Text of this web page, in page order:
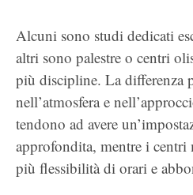
Alcuni sono studi dedicati
altri sono palestre o centri
più discipline. La differenza
nell’atmosfera e
tendono ad avere
approfondita, mentre i
più flessibilità di orari e